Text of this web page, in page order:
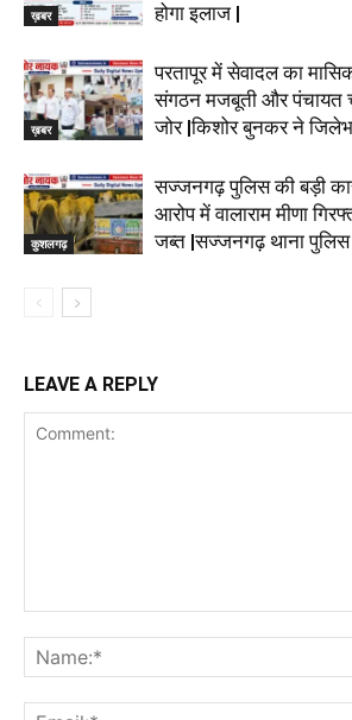
ख़बर होगा इलाज |
ख़बर
परतापूर में सेवादल का
संगठन मजबूती और पंचायत
जोर |किशोर बुनकर ने
कुशलगढ़
सज्जनगढ़ पुलिस की बड़ी
आरोप में वालाराम मीणा
जब्त |सज्जनगढ़ थाना
LEAVE A REPLY